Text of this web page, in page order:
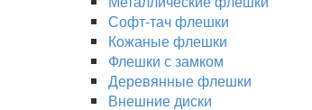
Софт-тач флешки
Кожаные флешки
Флешки с замком
Деревянные флешки
Внешние диски